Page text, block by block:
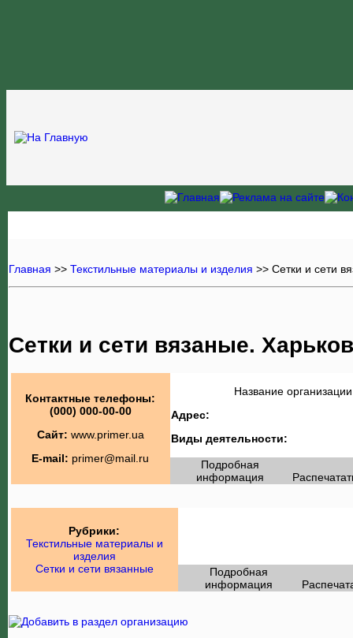
Главная >> Текстильные материалы и изделия >> Сетки и сети
Сетки и сети вязаные. Харьков
Контактные телефоны:
(000) 000-00-00
Сайт: www.primer.ua
E-mail: primer@mail.ru
Название организации
Адрес:
Виды деятельности:
Подробная
информация
Рубрики:
Текстильные материалы и
изделия
Сетки и сети вязанные
Подробная
информация